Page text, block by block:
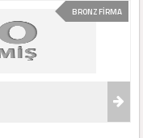
BRONZ FİRMA